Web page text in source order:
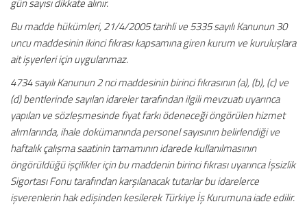
Bu madde hükümleri, 21/4/2005 tarihli ve 5335 sayılı Kanunun 30
uncu maddesinin ikinci fıkrası kapsamına giren kurum ve kuruluşlara
ait işyerleri için uygulanmaz.
4734 sayılı Kanunun 2 nci maddesinin birinci fıkrasının (a), (b), (c) ve
(d) bentlerinde sayılan idareler tarafından ilgili mevzuatı uyarınca
yapılan ve sözleşmesinde fiyat farkı ödeneceği öngörülen hizmet
alımlarında, ihale dokümanında personel sayısının belirlendiği ve
haftalık çalışma saatinin tamamının idarede kullanılmasının
öngörüldüğü işçilikler için bu maddenin birinci fıkrası uyarınca İşsizlik
Sigortası Fonu tarafından karşılanacak tutarlar bu idarelerce
işverenlerin hak edişinden kesilerek Türkiye İş Kurumuna iade edilir.